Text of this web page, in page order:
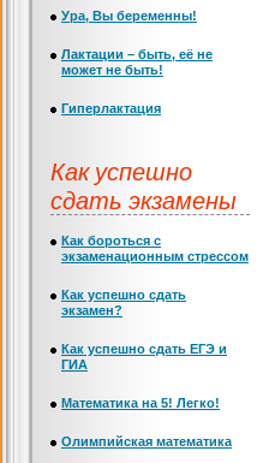
Ура, Вы беременны!
Лактации – быть, её не
может не быть!
Гиперлактация
Как успешно
сдать экзамены
Как бороться с
экзаменационным стрессом
Как успешно сдать
экзамен?
Как успешно сдать ЕГЭ и
ГИА
Математика на 5! Легко!
Олимпийская математика